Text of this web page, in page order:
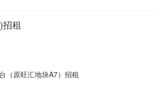
租
（原旺汇地块A7）招租